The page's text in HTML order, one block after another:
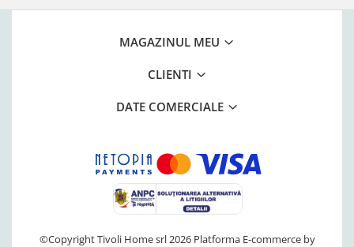
MAGAZINUL MEU
CLIENTI
DATE COMERCIALE
©Copyright Tivoli Home srl 2026 Platforma E-commerce by